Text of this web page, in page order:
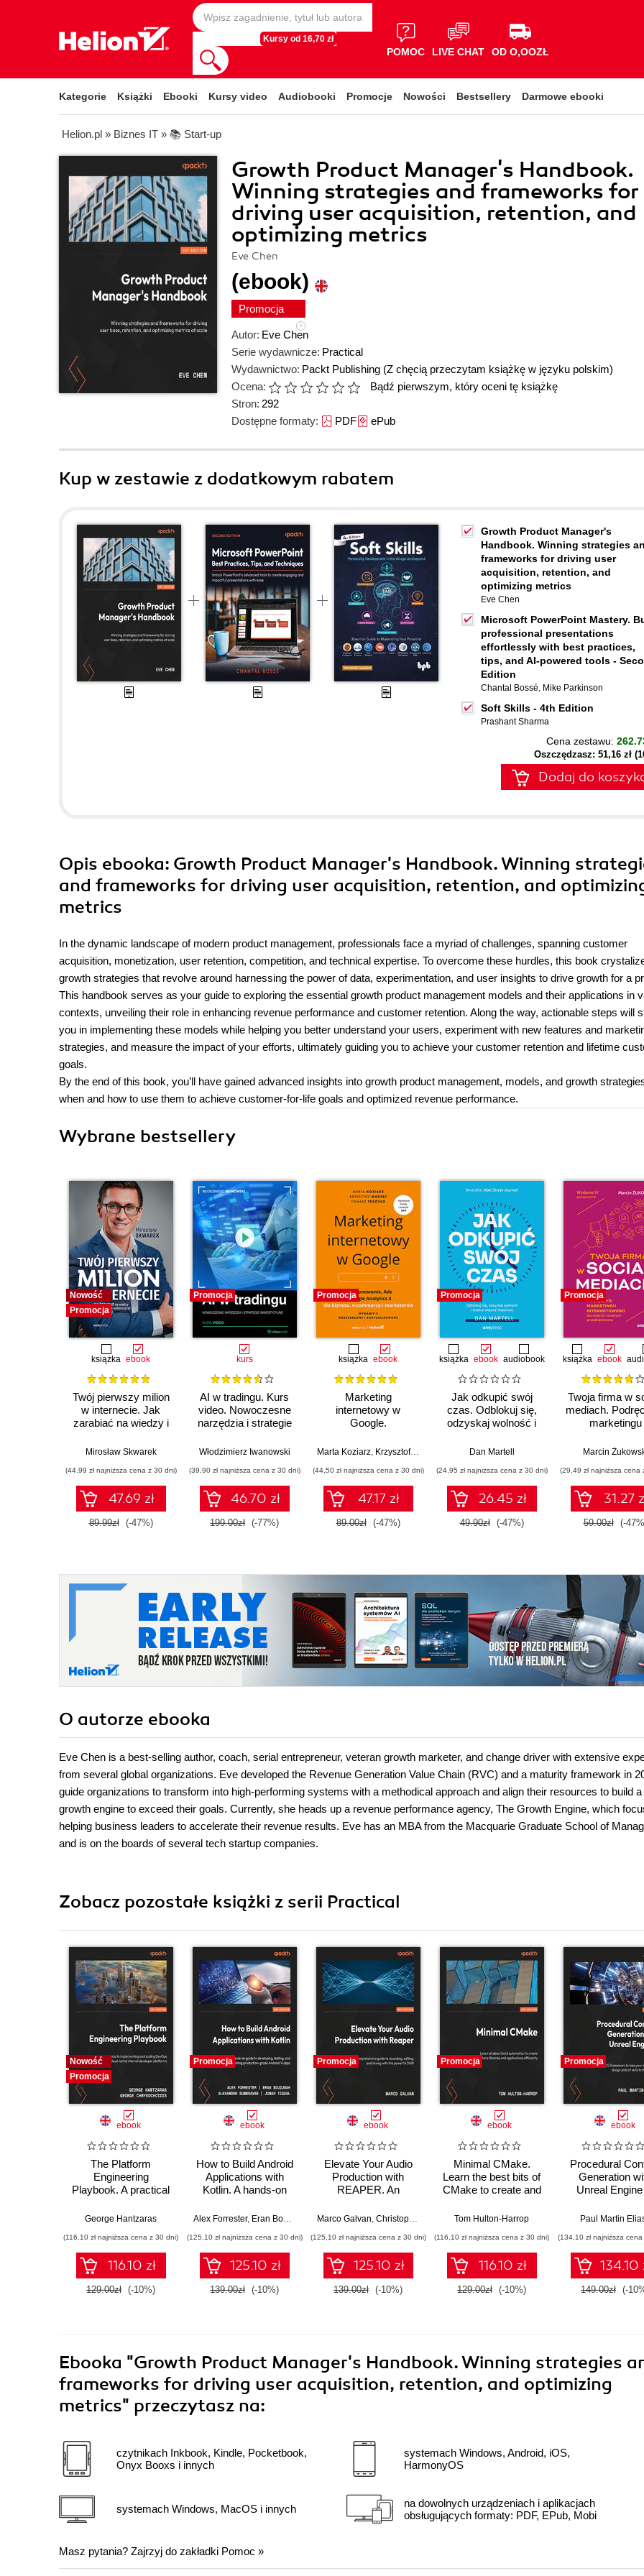
Kursy od 16,70 zł
POMOC LIVE CHAT OD O,OOZŁ
Kategorie Książki Ebooki Kursy video Audiobooki Promocje Nowości Bestsellery Darmowe ebooki
Helion.pl » Biznes IT » 📚 Start-up
Growth Product Manager's Handbook.
Winning strategies and frameworks for
driving user acquisition, retention, and
optimizing metrics
Eve Chen
(ebook)
Promocja
Autor: Eve Chen
Serie wydawnicze: Practical
Wydawnictwo: Packt Publishing (Z chęcią przeczytam książkę w języku polskim)
Ocena:
Bądź pierwszym, który oceni tę książkę
Stron: 292
Dostępne formaty: PDFePub
Kup w zestawie z dodatkowym rabatem
Growth Product Manager's
Handbook. Winning strategies
frameworks for driving user
acquisition, retention, and
optimizing metrics
Eve Chen
Microsoft PowerPoint Mastery.
professional presentations
effortlessly with best practices,
tips, and AI-powered tools -
Edition
Chantal Bossé, Mike Parkinson
Soft Skills - 4th Edition
Prashant Sharma
Cena zestawu:
Oszczędzasz: 51,16 zł
Dodaj do
Opis ebooka: Growth Product Manager's Handbook. Winning
and frameworks for driving user acquisition, retention, and
metrics
In the dynamic landscape of modern product management, professionals face a myriad of challenges, spanning customer
acquisition, monetization, user retention, competition, and technical expertise. To overcome these hurdles, this book
growth strategies that revolve around harnessing the power of data, experimentation, and user insights to drive growth for a
This handbook serves as your guide to exploring the essential growth product management models and their applications in
contexts, unveiling their role in enhancing revenue performance and customer retention. Along the way, actionable steps will
you in implementing these models while helping you better understand your users, experiment with new features and
strategies, and measure the impact of your efforts, ultimately guiding you to achieve your customer retention and lifetime
goals.
By the end of this book, you’ll have gained advanced insights into growth product management, models, and growth
when and how to use them to achieve customer-for-life goals and optimized revenue performance.
Wybrane bestsellery
Nowość
Promocja
książka ebook
Twój pierwszy milion
w internecie. Jak
zarabiać na wiedzy i
wykorzystać swój
Mirosław Skwarek
(44,99 zł najniższa cena z 30 dni)
47.69 zł
89.99zł (-47%)
Promocja
kurs
AI w tradingu. Kurs
video. Nowoczesne
narzędzia i strategie
Włodzimierz Iwanowski
(39,90 zł najniższa cena z 30 dni)
46.70 zł
199.00zł (-77%)
Promocja
książka ebook
Marketing
internetowy w
Google.
& Google Analytics 4
commerce,
marketerów. Wydanie
II zaktualizowane i
rozszerzone
Marta Koziarz, Krzysztof Marzec Tomasz Trzósło
(44,50 zł najniższa cena z 30 dni)
47.17 zł
89.00zł (-47%)
Promocja
książka ebook audiobook
Jak odkupić swój
czas. Odblokuj się,
odzyskaj wolność i
imperium
Dan Martell
(24,95 zł najniższa cena z 30 dni)
26.45 zł
49.90zł (-47%)
Promocja
książka ebook
Twoja firma w
mediach.
marketingu
małych i
Wydanie IV
poszerzone
Marcin
(29,49 zł najniższa cena
31.27
59.00zł (-
O autorze ebooka
Eve Chen is a best-selling author, coach, serial entrepreneur, veteran growth marketer, and change driver with extensive
from several global organizations. Eve developed the Revenue Generation Value Chain (RVC) and a maturity framework in
guide organizations to transform into high-performing systems with a methodical approach and align their resources to build
growth engine to exceed their goals. Currently, she heads up a revenue performance agency, The Growth Engine, which
helping business leaders to accelerate their revenue results. Eve has an MBA from the Macquarie Graduate School of
and is on the boards of several tech startup companies.
Zobacz pozostałe książki z serii Practical
Nowość
Promocja
ebook
The Platform
Engineering
Playbook. A practical
and scaling DevOps
internal developer
platforms
George Hantzaras
(116,10 zł najniższa cena z 30 dni)
116.10 zł
129.00zł (-10%)
Promocja
ebook
How to Build Android
Applications with
Kotlin. A hands-on
testing, and
grade Android 16
apps - Third Edition
Alex Forrester, Eran Boudjnah Alexandru Dumbravan,Jomar Tigcal
(125,10 zł najniższa cena z 30 dni)
125.10 zł
139.00zł (-10%)
Promocja
ebook
Elevate Your Audio
Production with
REAPER. An
recording, editing,
powerful DAW
Marco Galvan Christopher Bolte
(125,10 zł najniższa cena z 30 dni)
125.10 zł
139.00zł (-10%)
Promocja
ebook
Minimal CMake.
Learn the best bits of
CMake to create and
libraries and
Tom Hulton-Harrop
(116,10 zł najniższa cena z 30 dni)
116.10 zł
129.00zł (-10%)
Promocja
ebook
Procedural
Generation
Unreal Engine
framework to
design and art
to the next
Paul Martin
(134,10 zł najniższa
134.10
149.00zł (-
Ebooka "Growth Product Manager's Handbook. Winning strategies
frameworks for driving user acquisition, retention, and optimizing
metrics" przeczytasz na:
czytnikach Inkbook, Kindle, Pocketbook,
Onyx Booxs i innych
systemach Windows, MacOS i innych
systemach Windows, Android, iOS,
HarmonyOS
na dowolnych urządzeniach i aplikacjach
obsługujących formaty: PDF, EPub, Mobi
Masz pytania? Zajrzyj do zakładki Pomoc »